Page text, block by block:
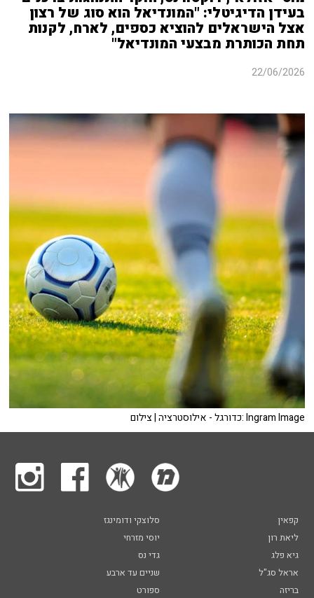
בעידן הדיגיטלי: "המונדיאל הוא סוג של רצון
אצל הישראלים להוציא כספים, לארח, לקנות
תחת הכותרת מבצעי המונדיאל"
22/06/2026
כדורגל - אילוסטרציה | צילום: Ingram Image
קפאין
סלוצקי ודומינגז
ליאת רון
יוסי מזרחי
גיא פלג
גדי נס
אראל סג"ל
שניים עד ארבע
בריזה
ספורט